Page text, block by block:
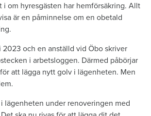
i om hyresgästen har hemförsäkring. Allt
är en påminnelse om en obetald
2023 och en anställd vid Öbo skriver
i arbetsloggen. Därmed påbörjar
att lägga nytt golv i lägenheten. Men
lägenheten under renoveringen med